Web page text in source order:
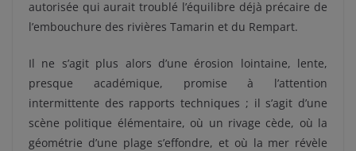
autorisée qui aurait troublé l’équilibre déjà précaire de
l’embouchure des rivières Tamarin et du Rempart.
Il ne s’agit plus alors d’une érosion lointaine, lente,
presque académique, promise à l’attention
intermittente des rapports techniques ; il s’agit d’une
scène politique élémentaire, où un rivage cède, où la
géométrie d’une plage s’effondre, et où la mer révèle